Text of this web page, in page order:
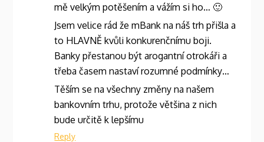
mě velkým potěšením a vážím si ho… 🙂
Jsem velice rád že mBank na náš trh přišla a
to HLAVNĚ kvůli konkurenčnímu boji.
Banky přestanou být arogantní otrokáři a
třeba časem nastaví rozumné podmínky…
Těším se na všechny změny na našem
bankovním trhu, protože většina z nich
bude určitě k lepšímu
Reply